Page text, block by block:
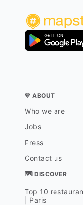
💛 ABOUT
Who we are
Jobs
Press
Contact us
🗺 DISCOVER
Top 10
| Paris